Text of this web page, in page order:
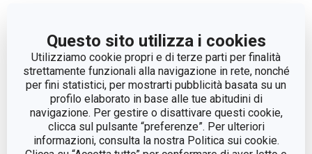
Questo sito utilizza i cookies
Utilizziamo cookie propri e di terze parti per finalità
strettamente funzionali alla navigazione in rete, nonché
per fini statistici, per mostrarti pubblicità basata su un
profilo elaborato in base alle tue abitudini di
navigazione. Per gestire o disattivare questi cookie,
clicca sul pulsante “preferenze”. Per ulteriori
informazioni, consulta la nostra Politica sui cookie.
COLORE
Giallo, Arancione,
Verde
LAVAGGIO IN LAVASTOVIGLIE Sì
EAN 8595028478570